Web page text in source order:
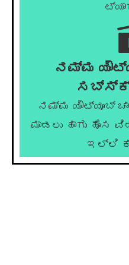
ನಮ್ಮ
ನಮ್ಮ ಯೌಟ್ಯೂಬ್
ಮಾಡಲು ಹಾಗು ಹೊಸ
ಇಲ್ಲಿ